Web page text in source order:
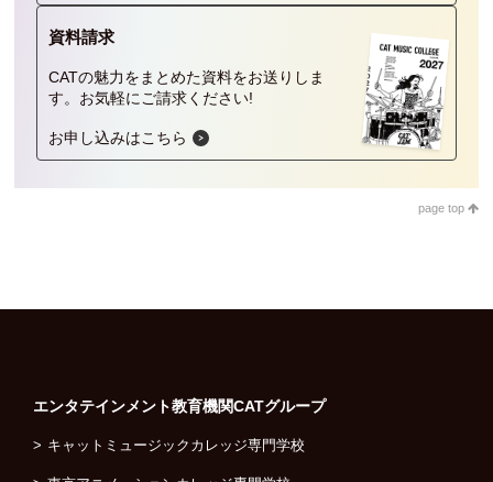
資料請求
CATの魅力をまとめた資料をお送りしま
す。 お気軽にご請求ください!
お申し込みはこちら
page top
エンタテインメント教育機関CATグループ
キャットミュージックカレッジ専門学校